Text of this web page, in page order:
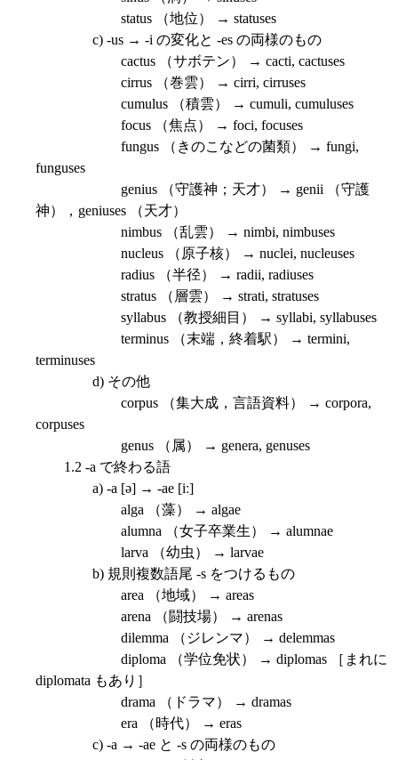
status （地位） → statuses
c) -us → -i の変化と -es の両様のもの
cactus （サボテン） → cacti, cactuses
cirrus （巻雲） → cirri, cirruses
cumulus （積雲） → cumuli, cumuluses
focus （焦点） → foci, focuses
fungus （きのこなどの菌類） → fungi,
funguses
genius （守護神；天才） → genii （守護
神），geniuses （天才）
nimbus （乱雲） → nimbi, nimbuses
nucleus （原子核） → nuclei, nucleuses
radius （半径） → radii, radiuses
stratus （層雲） → strati, stratuses
syllabus （教授細目） → syllabi, syllabuses
terminus （末端，終着駅） → termini,
terminuses
d) その他
corpus （集大成，言語資料） → corpora,
corpuses
genus （属） → genera, genuses
1.2 -a で終わる語
a) -a [ə] → -ae [iː]
alga （藻） → algae
alumna （女子卒業生） → alumnae
larva （幼虫） → larvae
b) 規則複数語尾 -s をつけるもの
area （地域） → areas
arena （闘技場） → arenas
dilemma （ジレンマ） → delemmas
diploma （学位免状） → diplomas ［まれに
diplomata もあり］
drama （ドラマ） → dramas
era （時代） → eras
c) -a → -ae と -s の両様のもの